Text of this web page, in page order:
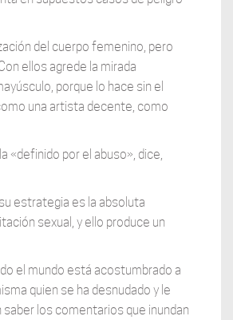
del cuerpo femenino, pero
ellos agrede la mirada
porque lo hace sin el
una artista decente, como
«definido por el abuso», dice,
estrategia es la absoluta
sexual, y ello produce un
el mundo está acostumbrado a
quien se ha desnudado y le
los comentarios que inundan